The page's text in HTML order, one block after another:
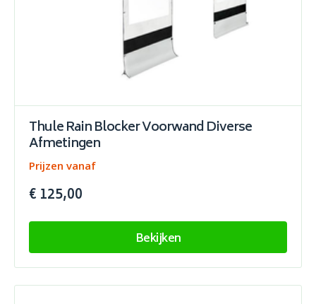
Thule Rain Blocker Voorwand Diverse
Afmetingen
Prijzen vanaf
€ 125,00
Bekijken